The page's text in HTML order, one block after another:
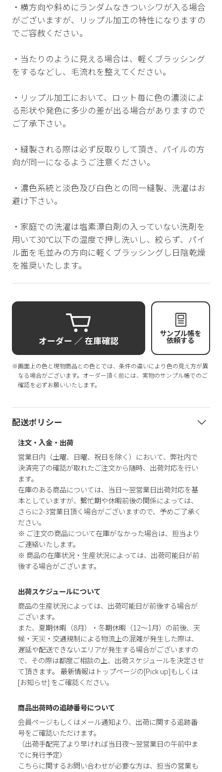
・横方向や斜めにランダムなきついシワが入る場合
がございますが、リップル加工の特性になりますの
でご容赦ください。
・当たりのように見える場合は、軽くブラッシング
をするなどし、毛流れを整えてください。
・リップル加工において、ロット毎に色の濃淡によ
る形状や発色に多少の差が出る場合がありますので
ご了承下さい。
・縫製される際は必ず反取りして頂き、パイルの方
向が同一になるようご注意ください。
・濃色系統と淡色及び白色との同一縫製、洗濯はお
避け下さい。
・家庭での洗濯は塩素漂白剤の入っていない洗剤を
用いて30℃以下の温度で押し洗いし、絞らず、パイ
ル面を毛並みの方向に軽くブラッシングし日陰乾燥
を推奨いたします。
オーダー ／ 在庫確認
サンプル帳を
依頼する
※画面上の色と現物商品との色とでは、条件の違いにより色の見え方が異
なる場合がございます。オーダー頂く前には、実物のサンプル帳でのご
確認を必ずお願いいたします。
配送ポリシー
注文・入金・出荷
営業日内（土曜、日曜、祝日を除く）において、弊社内で
決済完了の確認が取れたご注文から随時、出荷対応を行い
ます。
在庫のある商品については、当日～翌営業日出荷対応を基
本としていますが、繫忙期や休暇前後の関係によっては、
さらに2-3営業日頂く場合がございますので、予めご了承く
ださい。
※ ご注文の商品について在庫がなかった場合は、担当より
ご連絡いたします。
※ 商品の在庫状況・生産状況によっては、出荷可能日が前
後する場合がございます。
出荷スケジュールについて
商品の生産状況によっては、出荷可能日が前後する場合が
ございます。
また、夏期休暇（8月）・冬期休暇（12～1月）の前後、天
候・天災・交通規制による物流上の混雑が発生した際は、
遅延や配送できないエリアが発生する場合がございますの
で、その際は都度ご相談の上、出荷スケジュールを決定させ
て頂きます。 最新情報はトップページの[Pick up]もしくは
[お知らせ] をご確認ください。
商品出荷時の追跡番号について
会員ページもしくはメール通知より、出荷に関する追跡番
号をご確認いただけます。
（出荷手配完了より早ければ当日夜～翌営業日の午前中ま
でに発行予定）
こちらに関するお問い合わせが必要な方は、担当の営業も